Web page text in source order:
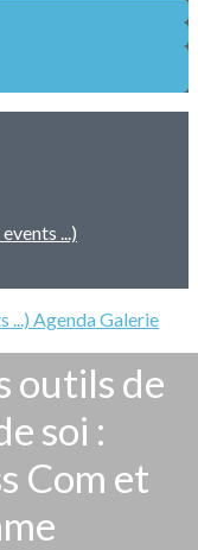
...)
...) AgendaGalerie
outils de
soi :
Com et